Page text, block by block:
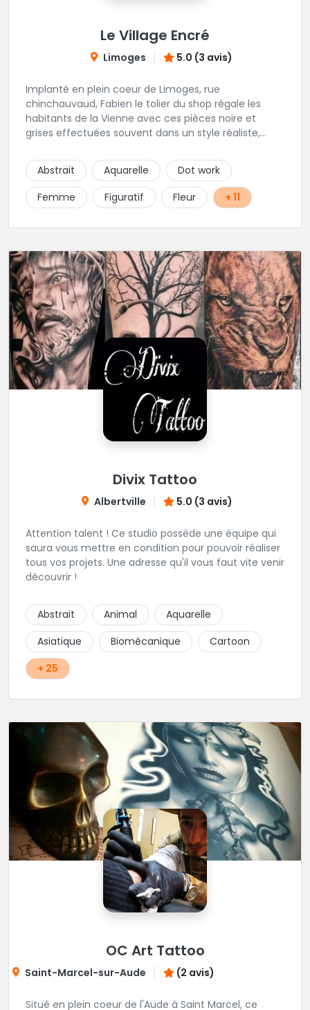
Le Village Encré
Limoges 5.0 (3 avis)
Implanté en plein coeur de Limoges, rue
chinchauvaud, Fabien le tolier du shop régale les
habitants de la Vienne avec ces pièces noire et
grises effectuées souvent dans un style réaliste,
pas cet excellent tatoueur. Le studio a été pensé
pour vous mettre à l'aise dés votre entrée, accueil,
décor, sourire et bien sur, une hygiène irréprochable.
Une très belle adresse dans cette belle ville de
Abstrait Aquarelle
Dot work
Femme
Figuratif Fleur + 11
Divix Tattoo
Albertville 5.0 (3 avis)
Attention talent ! Ce studio possède une équipe qui
saura vous mettre en condition pour pouvoir réaliser
tous vos projets. Une adresse qu'il vous faut vite venir
découvrir !
Abstrait Animal
Aquarelle
Asiatique
Biomécanique
Cartoon
+ 25
OC Art Tattoo
Saint-Marcel-sur-Aude (2 avis)
Situé en plein coeur de l'Aude à Saint Marcel, ce